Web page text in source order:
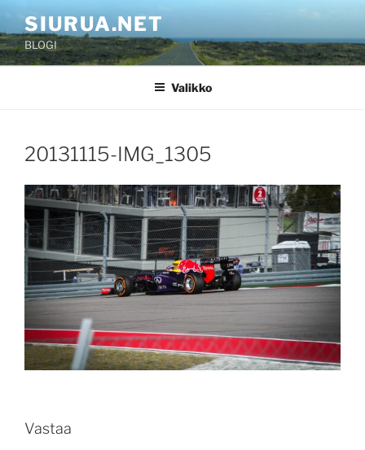
sisältöönSIURUA.NET
BLOGI
Valikko
20131115-IMG_1305
Vastaa